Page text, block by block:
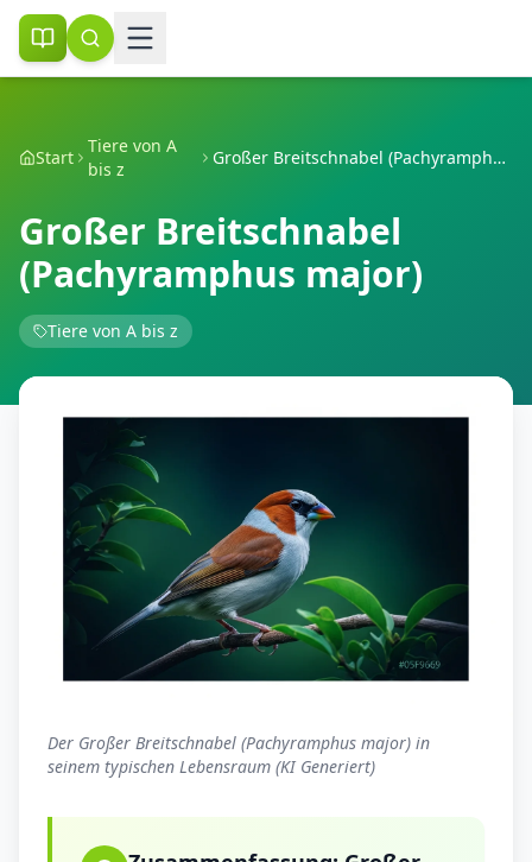
Start
Tiere von A
bis z
Großer Breitschnabel (Pachyramphus major)
Großer Breitschnabel
(Pachyramphus major)
Tiere von A bis z
Der Großer Breitschnabel (Pachyramphus major) in
seinem typischen Lebensraum (KI Generiert)